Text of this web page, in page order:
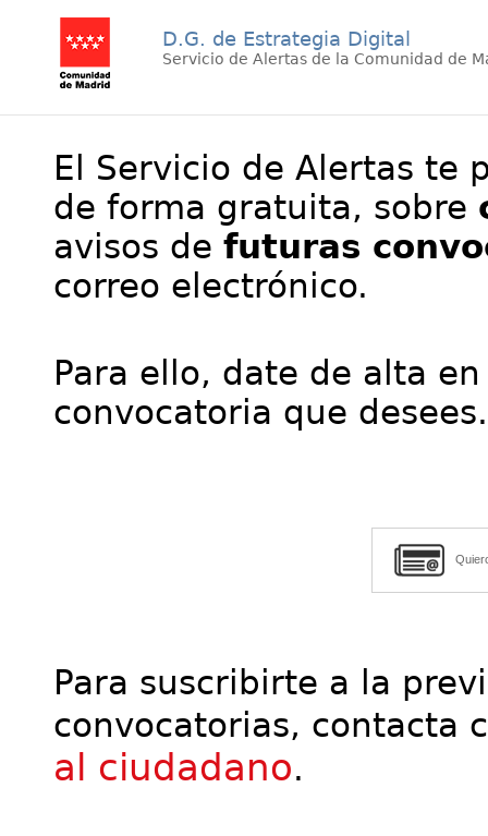
D.G. de Estrategia Digital
Servicio de Alertas de la Comunidad de
El Servicio de Alertas te
de forma gratuita, sobre
avisos de futuras
correo electrónico.
Para ello, date de alta
convocatoria que desees.
Para suscribirte a la
convocatorias, contacta
al ciudadano.